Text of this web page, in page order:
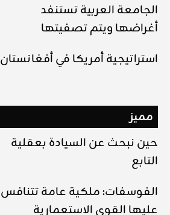
الجامعة العربية تستنفد
أغراضها ويتم تصفيتها
استراتيجية أمريكا في أفغانستان
مميز
حين نبحث عن السيادة بعقلية
التابع
الفوسفات: ملكية عامة تتنافس
عليها القوى الاستعمارية